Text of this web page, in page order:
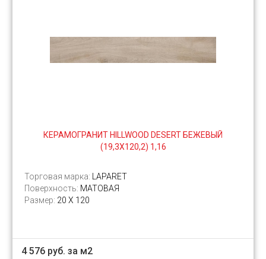
КЕРАМОГРАНИТ HILLWOOD DESERT БЕЖЕВЫЙ
(19,3Х120,2) 1,16
Торговая марка: LAPARET
Поверхность: МАТОВАЯ
Размер: 20 Х 120
4 576 руб. за м2